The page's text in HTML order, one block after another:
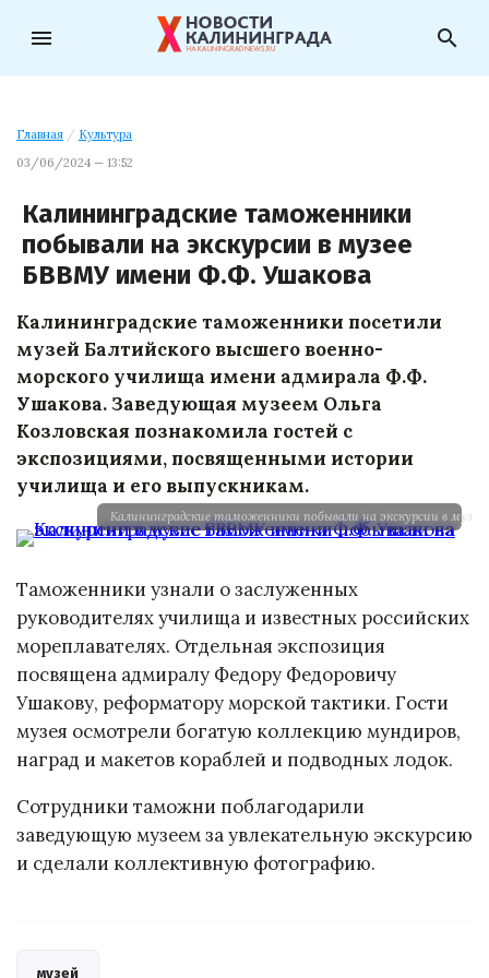
menu search
Главная / Культура
03/06/2024 — 13:52
Калининградские таможенники
побывали на экскурсии в музее
БВВМУ имени Ф.Ф. Ушакова
Калининградские таможенники посетили
музей Балтийского высшего военно-
морского училища имени адмирала Ф.Ф.
Ушакова. Заведующая музеем Ольга
Козловская познакомила гостей с
экспозициями, посвященными истории
училища и его выпускникам.
Калининградские таможенники побывали на экскурсии в
Таможенники узнали о заслуженных
руководителях училища и известных российских
мореплавателях. Отдельная экспозиция
посвящена адмиралу Федору Федоровичу
Ушакову, реформатору морской тактики. Гости
музея осмотрели богатую коллекцию мундиров,
наград и макетов кораблей и подводных лодок.
Сотрудники таможни поблагодарили
заведующую музеем за увлекательную экскурсию
и сделали коллективную фотографию.
музей